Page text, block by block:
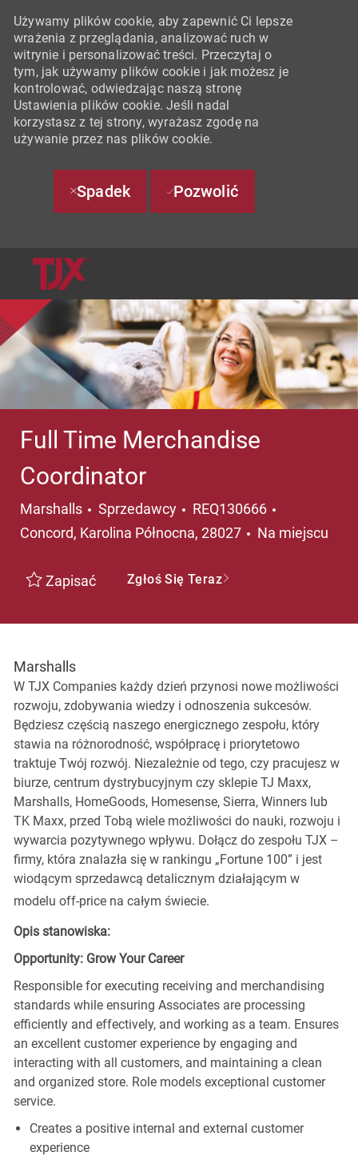
Używamy plików cookie, aby zapewnić Ci lepsze
wrażenia z przeglądania, analizować ruch w
witrynie i personalizować treści. Przeczytaj o
tym, jak używamy plików cookie i jak możesz je
kontrolować, odwiedzając naszą stronę
Ustawienia plików cookie. Jeśli nadal
korzystasz z tej strony, wyrażasz zgodę na
używanie przez nas plików cookie.
Spadek Pozwolić
Full Time Merchandise
Coordinator
Marshalls Kategoria
Sprzedawcy REQ130666
Concord, Karolina Północna, 28027
Na miejscu
Zapisać Zgłoś Się Teraz
Marshalls
W TJX Companies każdy dzień przynosi nowe możliwości
rozwoju, zdobywania wiedzy i odnoszenia sukcesów.
Będziesz częścią naszego energicznego zespołu, który
stawia na różnorodność, współpracę i priorytetowo
traktuje Twój rozwój. Niezależnie od tego, czy pracujesz w
biurze, centrum dystrybucyjnym czy sklepie TJ Maxx,
Marshalls, HomeGoods, Homesense, Sierra, Winners lub
TK Maxx, przed Tobą wiele możliwości do nauki, rozwoju i
wywarcia pozytywnego wpływu. Dołącz do zespołu TJX –
firmy, która znalazła się w rankingu „Fortune 100” i jest
wiodącym sprzedawcą detalicznym działającym w
modelu off-price na całym świecie.
Opis stanowiska:
Opportunity: Grow Your Career
Responsible for executing receiving and merchandising
standards while ensuring Associates are processing
efficiently and effectively, and working as a team. Ensures
an excellent customer experience by engaging and
interacting with all customers, and maintaining a clean
and organized store. Role models exceptional customer
service.
Creates a positive internal and external customer
experience